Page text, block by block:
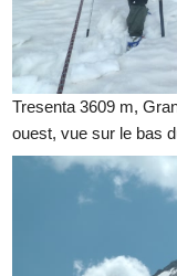
Tresenta 3609 m,
ouest, vue sur le bas